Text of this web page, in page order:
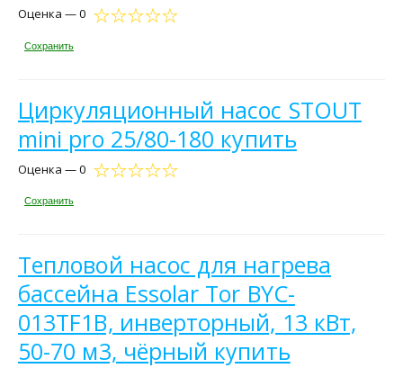
Оценка — 0
Сохранить
Циркуляционный насос STOUT
mini pro 25/80-180 купить
Оценка — 0
Сохранить
Тепловой насос для нагрева
бассейна Essolar Tor BYC-
013TF1B, инверторный, 13 кВт,
50-70 м3, чёрный купить